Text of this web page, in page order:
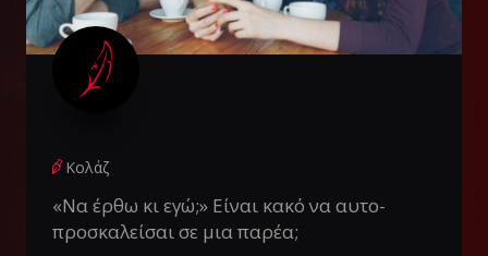
Κολάζ
«Να έρθω κι εγώ;» Είναι κακό να αυτο-
προσκαλείσαι σε μια παρέα;